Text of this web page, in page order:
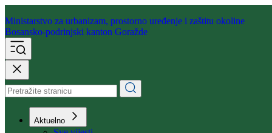
Ministarstvo za urbanizam,
Bosansko-podrinjski kanton Goražde